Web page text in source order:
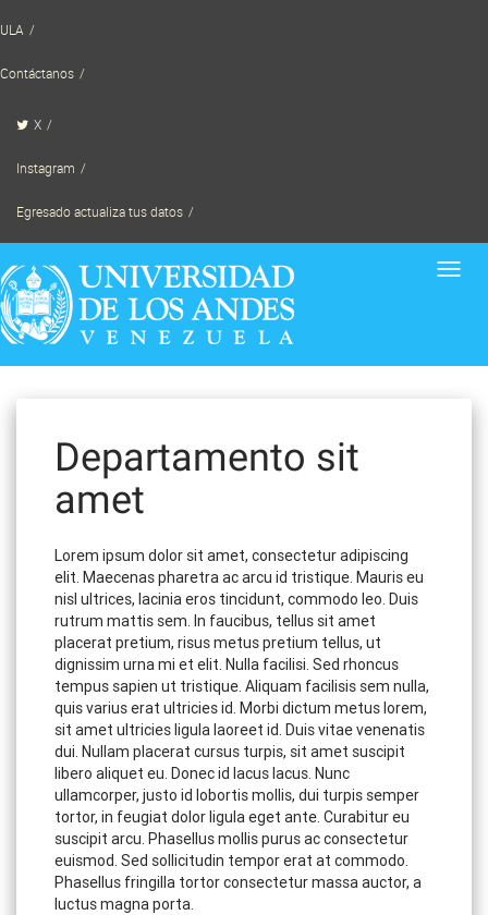
to
ULA
Contáctanos
X
Instagram
Egresado actualiza tus datos
Departamento sit
amet
Lorem ipsum dolor sit amet, consectetur adipiscing
elit. Maecenas pharetra ac arcu id tristique. Mauris eu
nisl ultrices, lacinia eros tincidunt, commodo leo. Duis
rutrum mattis sem. In faucibus, tellus sit amet
placerat pretium, risus metus pretium tellus, ut
dignissim urna mi et elit. Nulla facilisi. Sed rhoncus
tempus sapien ut tristique. Aliquam facilisis sem nulla,
quis varius erat ultricies id. Morbi dictum metus lorem,
sit amet ultricies ligula laoreet id. Duis vitae venenatis
dui. Nullam placerat cursus turpis, sit amet suscipit
libero aliquet eu. Donec id lacus lacus. Nunc
ullamcorper, justo id lobortis mollis, dui turpis semper
tortor, in feugiat dolor ligula eget ante. Curabitur eu
suscipit arcu. Phasellus mollis purus ac consectetur
euismod. Sed sollicitudin tempor erat at commodo.
Phasellus fringilla tortor consectetur massa auctor, a
luctus magna porta.